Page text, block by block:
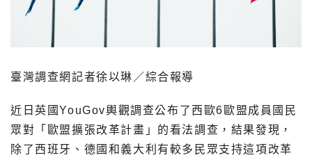
臺灣調查網記者徐以琳／綜合報導
近日英國YouGov輿觀調查公布了西歐6歐盟成員國民
眾對「歐盟擴張改革計畫」的看法調查，結果發現，
除了西班牙、德國和義大利有較多民眾支持這項改革